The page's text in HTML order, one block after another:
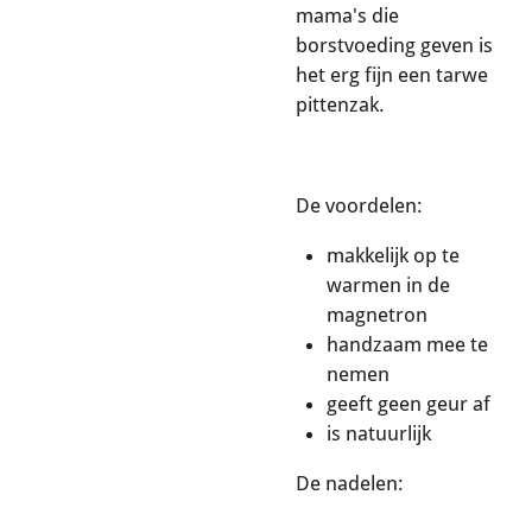
mama's die
borstvoeding geven is
het erg fijn een tarwe
pittenzak.
De voordelen:
makkelijk op te
warmen in de
magnetron
handzaam mee te
nemen
geeft geen geur af
is natuurlijk
De nadelen: